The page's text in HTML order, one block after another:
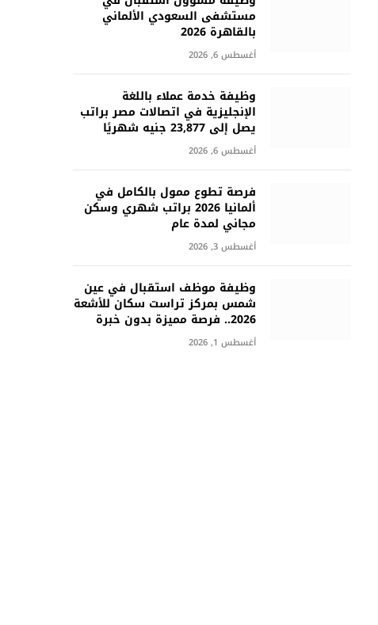
مستشفى السعودي الألماني
بالقاهرة 2026
أغسطس 6, 2026
وظيفة خدمة عملاء باللغة
الإنجليزية في اتصالات مصر براتب
يصل إلى 23,877 جنيه شهريًا
أغسطس 6, 2026
فرصة تطوع ممول بالكامل في
ألمانيا 2026 براتب شهري وسكن
مجاني لمدة عام
أغسطس 3, 2026
وظيفة موظف استقبال في عين
شمس بمركز تراست سكان للأشعة
2026.. فرصة مميزة بدون خبرة
أغسطس 1, 2026